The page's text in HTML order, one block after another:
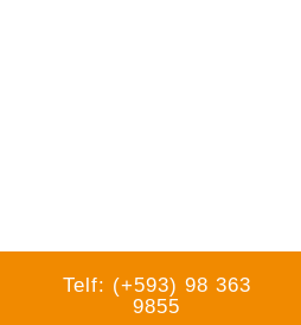
Telf: (+593) 98 363
9855